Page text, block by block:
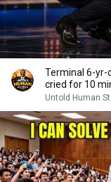
Terminal 6-yr-
cried for 10
Untold Human